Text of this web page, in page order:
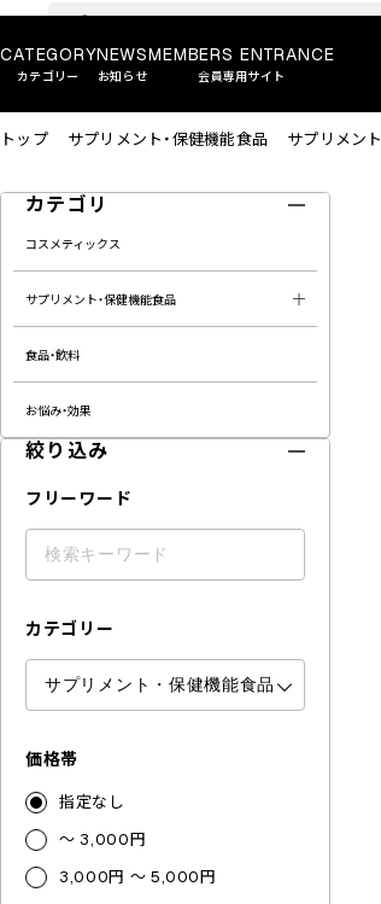
CATEGORY
カテゴリー
NEWS
お知らせ
MEMBERS ENTRANCE
会員専用サイト
トップ サプリメント・保健機能食品 サプリメント
カテゴリ
コスメティックス
サプリメント・保健機能食品
食品・飲料
お悩み・効果
絞り込み
フリーワード
カテゴリー
価格帯
指定なし
～ 3,000円
3,000円 ～ 5,000円